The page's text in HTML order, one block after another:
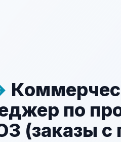
по
(заказы